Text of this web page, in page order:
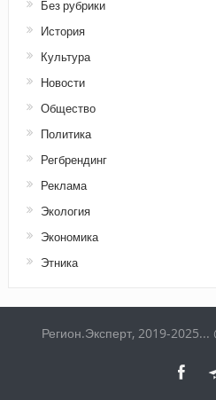
Без рубрики
История
Культура
Новости
Общество
Политика
Регбрендинг
Реклама
Экология
Экономика
Этника
Регион.Эксперт, 2019-